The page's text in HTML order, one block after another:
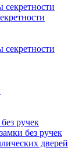
ручек
без ручек
дверей